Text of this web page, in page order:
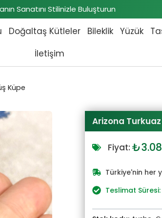
Sanatını Stilinizle Buluşturun
Doğaltaş Kütleler Bileklik Yüzük
İletişim
Küpe
Arizona
Fiyat: ₺
Türkiye'nin her
Teslimat